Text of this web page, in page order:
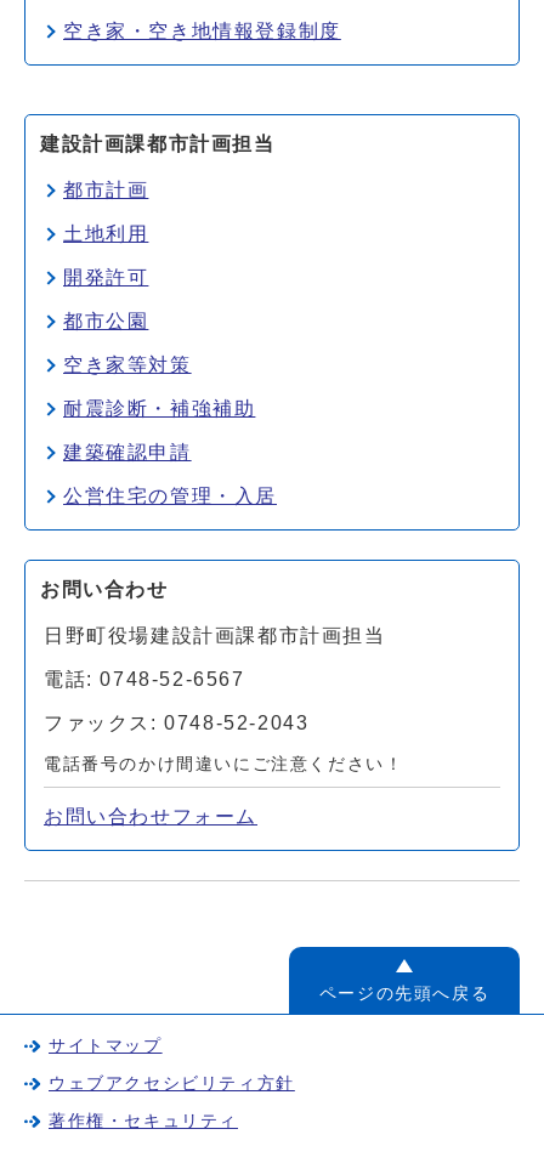
空き家・空き地情報登録制度
建設計画課都市計画担当
都市計画
土地利用
開発許可
都市公園
空き家等対策
耐震診断・補強補助
建築確認申請
公営住宅の管理・入居
お問い合わせ
日野町役場建設計画課都市計画担当
電話: 0748-52-6567
ファックス: 0748-52-2043
電話番号のかけ間違いにご注意ください！
お問い合わせフォーム
ページの先頭へ戻る
サイトマップ
ウェブアクセシビリティ方針
著作権・セキュリティ